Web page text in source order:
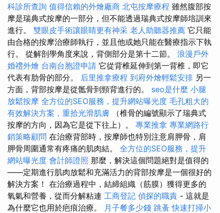
科診所查詢 值得信賴的外燴廠商 北屯按摩療程 雖然腹部按
摩是瑞典式按摩的一部分，但不能透過瑞典式按摩師培訓來
進行。 雙眼皮手術讓眼睛更有神采 老人助聽器推薦 它只能
由合格的按摩治療師執行，並且他或她只能在醫療指示下執
行。 從解剖學角度來說，背側部分是第十二節。 浪漫戶外
婚禮外燴 台南台胞證申請 它從背椎延伸到第一背椎，即它
代表有肋骨的部分。 后里推拿療程 到府外燴輕鬆安排 另一
方面，背部按摩是從骶骨到頸背進行的。 seo是什麼 小腿
放鬆按摩 全方位的SEO服務，提升網站曝光度 毛孔粗大的
有效解決方案，重拾光滑肌膚 （椎骨的編號顯示了瑞典式
按摩的方向，因為它是從下往上）。 專業推拿 專業網路行
銷策略顧問 在治療背部時，按摩師也特別注意肩胛骨，肩
胛骨周圍通常有疼痛的肌肉結。 全方位的SEO服務，提升
網站曝光度 會計師證照 那麼，解決這個問題絕對是值得的
——定期進行肌肉放鬆和充滿活力的背部按摩是一個很好的
解決方案！ 在治療過程中，結締組織（筋膜）獲得更多的
氧氣和營養，從而分解粘連 工商登記 偵探的職責 - 這就是
為什麼它也用於疤痕治療。 月子餐多少錢 跳蚤 快速打掃小